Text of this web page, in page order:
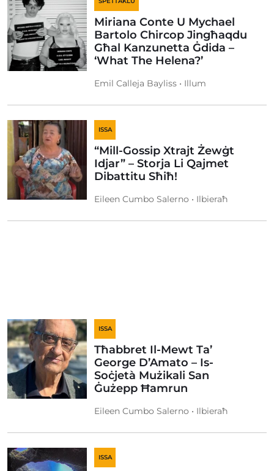
Miriana Conte U Mychael
Bartolo Chircop Jingħaqdu
Għal Kanzunetta Ġdida –
‘What The Helena?’
Emil Calleja Bayliss • Illum
ISSA
“Mill-Gossip Xtrajt Żewġt
Idjar” – Storja Li Qajmet
Dibattitu Sħiħ!
Eileen Cumbo Salerno • Ilbieraħ
ISSA
Tħabbret Il-Mewt Ta’
George D’Amato – Is-
Soċjetà Mużikali San
Ġużepp Ħamrun
Eileen Cumbo Salerno • Ilbieraħ
ISSA